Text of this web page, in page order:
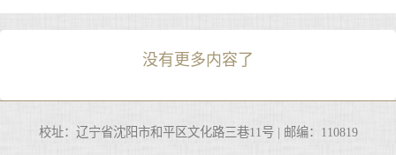
没有更多内容了
校址：辽宁省沈阳市和平区文化路三巷11号 | 邮编：110819